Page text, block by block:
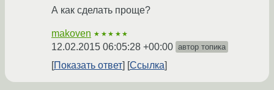
А как сделать проще?
makoven ★★★★★
12.02.2015 06:05:28 +00:00 автор топика
Показать ответ Ссылка